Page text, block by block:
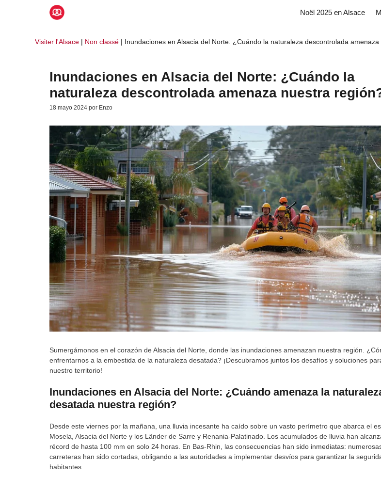
Noël 2025 en Alsace
Visiter l'Alsace | Non classé | Inundaciones en Alsacia del Norte: ¿Cuándo la naturaleza descontrolada
Inundaciones en Alsacia del Norte: ¿Cuándo la
naturaleza descontrolada amenaza nuestra
18 mayo 2024 por Enzo
Sumergámonos en el corazón de Alsacia del Norte, donde las inundaciones amenazan nuestra región.
enfrentarnos a la embestida de la naturaleza desatada? ¡Descubramos juntos los desafíos y soluciones
nuestro territorio!
Inundaciones en Alsacia del Norte: ¿Cuándo amenaza la
desatada nuestra región?
Desde este viernes por la mañana, una lluvia incesante ha caído sobre un vasto perímetro que abarca el
Mosela, Alsacia del Norte y los Länder de Sarre y Renania-Palatinado. Los acumulados de lluvia han
récord de hasta 100 mm en solo 24 horas. En Bas-Rhin, las consecuencias han sido inmediatas:
carreteras han sido cortadas, obligando a las autoridades a implementar desvíos para garantizar la
habitantes.